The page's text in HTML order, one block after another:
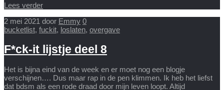
Lees verder
2 mei 2021 door Emmy 0
bucketlist, fuckit, loslaten, overgave
F*ck-it lijstje deel 8
Het is bijna eind van de week en er moet nog een blogje
verschijnen…. Dus maar rap in de pen klimmen. Ik heb het liefst
dat bdsm als een rode draad door mijn leven loopt. Altijd